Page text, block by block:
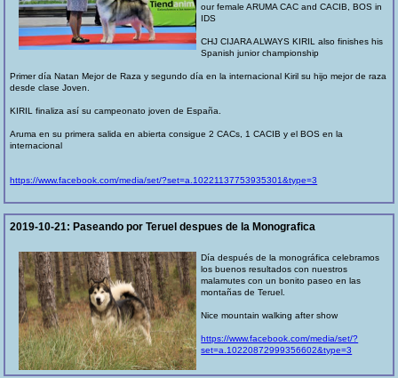
our female ARUMA CAC and CACIB, BOS in
IDS
CHJ CIJARA ALWAYS KIRIL also finishes his
Spanish junior championship
Primer día Natan Mejor de Raza y segundo día en la internacional Kiril su hijo mejor de raza
desde clase Joven.
KIRIL finaliza así su campeonato joven de España.
Aruma en su primera salida en abierta consigue 2 CACs, 1 CACIB y el BOS en la
internacional
https://www.facebook.com/media/set/?set=a.10221137753935301&type=3
2019-10-21:Paseando por Teruel despues de la Monografica
Día después de la monográfica celebramos
los buenos resultados con nuestros
malamutes con un bonito paseo en las
montañas de Teruel.
Nice mountain walking after show
https://www.facebook.com/media/set/?
set=a.10220872999356602&type=3